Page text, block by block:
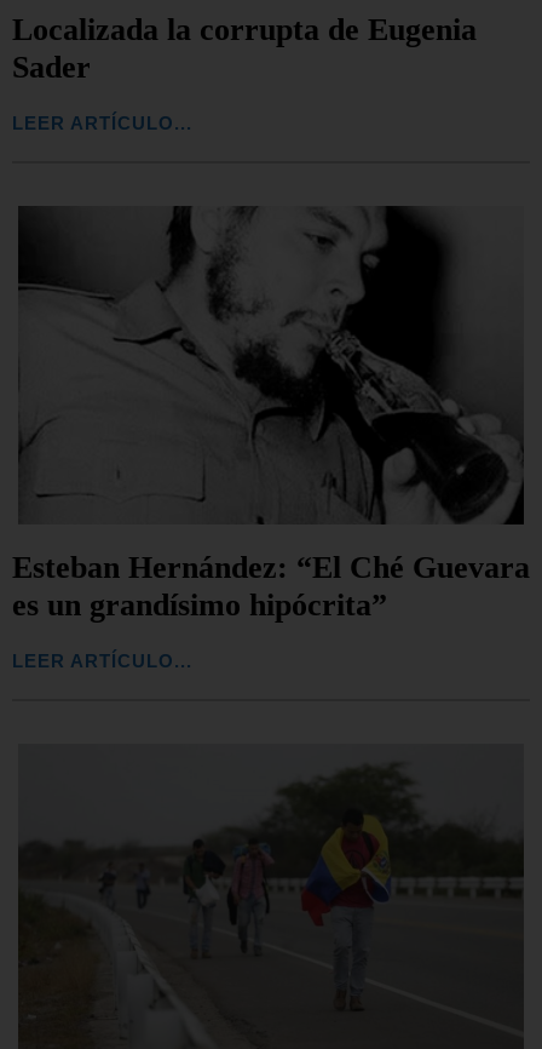
Localizada la corrupta de Eugenia
Sader
LEER ARTÍCULO...
Esteban Hernández: “El Ché Guevara
es un grandísimo hipócrita”
LEER ARTÍCULO...